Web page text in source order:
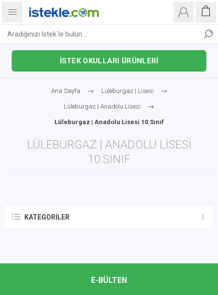
İSTEK OKULLARI ÜRÜNLERİ
Ana Sayfa Lüleburgaz | Lisesi
Lüleburgaz | Anadolu Lisesi
Lüleburgaz | Anadolu Lisesi 10.Sınıf
LÜLEBURGAZ | ANADOLU LISESI
10.SINIF
KATEGORILER
E-BÜLTEN